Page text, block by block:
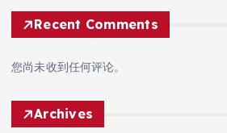
Recent Comments
您尚未收到任何评论。
Archives